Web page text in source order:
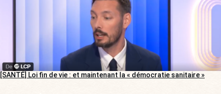
[SANTÉ] Loi fin de vie : et maintenant la « démocratie sanitaire »